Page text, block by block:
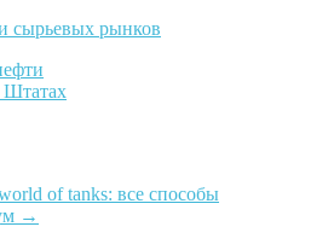
сырьевых рынков
of tanks: все способы
→